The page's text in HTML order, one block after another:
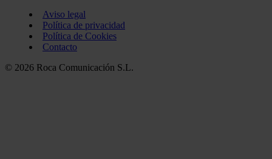
Aviso legal
Política de privacidad
Política de Cookies
Contacto
© 2026 Roca Comunicación S.L.